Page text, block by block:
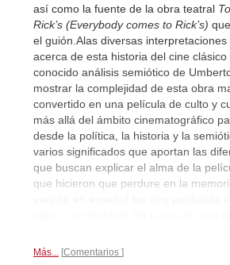
así como la fuente de la obra teatral
Rick’s (Everybody comes to Rick’s)
el guión. Alas diversas
acerca de esta historia del cine clásico
conocido análisis semiótico de
mostrar la complejidad de esta obra
convertido en una película de culto y
más allá del ámbito cinematográfico
desde la política, la historia y la
varios significados que aportan las
que buscan explicar el alma de la
que hicieron que perdure en la
Más... Comentarios